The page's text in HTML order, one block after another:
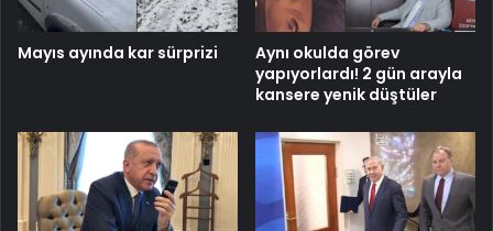
Mayıs ayında kar sürprizi
Aynı okulda görev
yapıyorlardı! 2 gün arayla
kansere yenik düştüler